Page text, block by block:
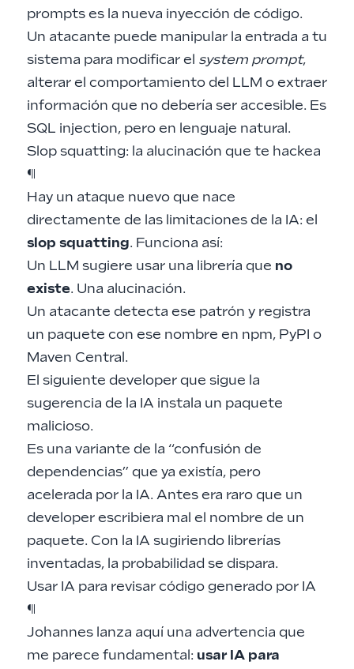
prompts es la nueva inyección de código.
Un atacante puede manipular la entrada a tu
sistema para modificar el system prompt,
alterar el comportamiento del LLM o extraer
información que no debería ser accesible. Es
SQL injection, pero en lenguaje natural.
Slop squatting: la alucinación que te hackea
¶
Hay un ataque nuevo que nace
directamente de las limitaciones de la IA: el
slop squatting. Funciona así:
Un LLM sugiere usar una librería que no
existe. Una alucinación.
Un atacante detecta ese patrón y registra
un paquete con ese nombre en npm, PyPI o
Maven Central.
El siguiente developer que sigue la
sugerencia de la IA instala un paquete
malicioso.
Es una variante de la “confusión de
dependencias” que ya existía, pero
acelerada por la IA. Antes era raro que un
developer escribiera mal el nombre de un
paquete. Con la IA sugiriendo librerías
inventadas, la probabilidad se dispara.
Usar IA para revisar código generado por IA
¶
Johannes lanza aquí una advertencia que
me parece fundamental: usar IA para